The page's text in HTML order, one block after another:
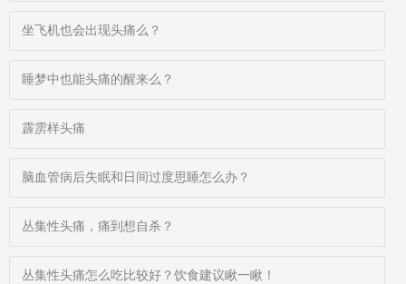
坐飞机也会出现头痛么？
睡梦中也能头痛的醒来么？
霹雳样头痛
脑血管病后失眠和日间过度思睡怎么办？
丛集性头痛，痛到想自杀？
丛集性头痛怎么吃比较好？饮食建议瞅一瞅！